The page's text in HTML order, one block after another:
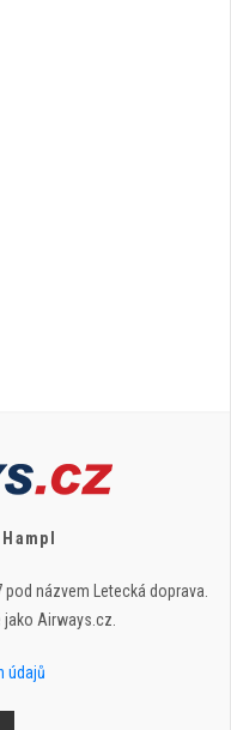
názvem Letecká doprava.
Airways.cz.
údajů